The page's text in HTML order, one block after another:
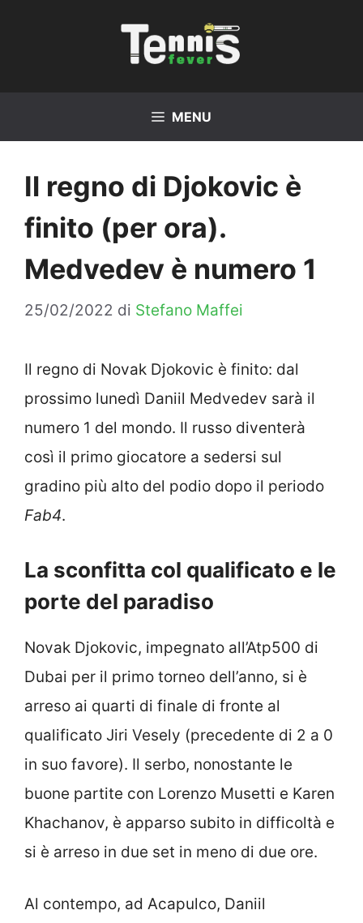
MENU
Il regno di Djokovic è
finito (per ora).
Medvedev è numero 1
25/02/2022 di Stefano Maffei
Il regno di Novak Djokovic è finito: dal
prossimo lunedì Daniil Medvedev sarà il
numero 1 del mondo. Il russo diventerà
così il primo giocatore a sedersi sul
gradino più alto del podio dopo il periodo
Fab4.
La sconfitta col qualificato e le
porte del paradiso
Novak Djokovic, impegnato all’Atp500 di
Dubai per il primo torneo dell’anno, si è
arreso ai quarti di finale di fronte al
qualificato Jiri Vesely (precedente di 2 a 0
in suo favore). Il serbo, nonostante le
buone partite con Lorenzo Musetti e Karen
Khachanov, è apparso subito in difficoltà e
si è arreso in due set in meno di due ore.
Al contempo, ad Acapulco, Daniil